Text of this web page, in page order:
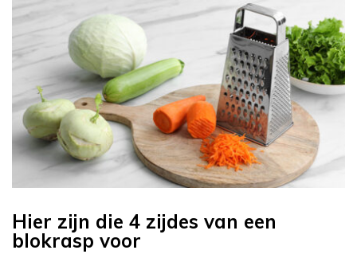
Hier zijn die 4 zijdes van een
blokrasp voor